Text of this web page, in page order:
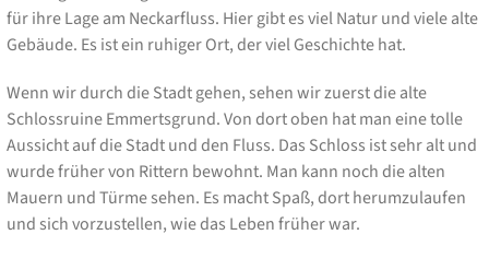
für ihre Lage am Neckarfluss. Hier gibt es viel Natur und viele alte
Gebäude. Es ist ein ruhiger Ort, der viel Geschichte hat.
Wenn wir durch die Stadt gehen, sehen wir zuerst die alte
Schlossruine Emmertsgrund. Von dort oben hat man eine tolle
Aussicht auf die Stadt und den Fluss. Das Schloss ist sehr alt und
wurde früher von Rittern bewohnt. Man kann noch die alten
Mauern und Türme sehen. Es macht Spaß, dort herumzulaufen
und sich vorzustellen, wie das Leben früher war.